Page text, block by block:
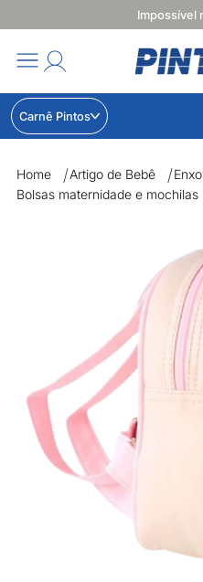
Impossível
Carnê Pintos
Home Artigo de Bebê
Bolsas maternidade e mochilas